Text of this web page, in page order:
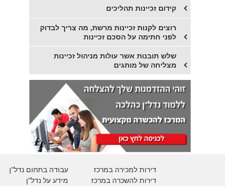
קידום זכיינות תהליכים
רוצים לקנות זכיינות מרשת, מה צריך לבדוק
לפני חתימה על הסכם זכיינות
שלש תובנות אשר עולות מניהול זכיינות
מצליחה של מותגים
דירות למכירה במרכז
דירות להשכרה במרכז
עבודה בתחום נדל"ן
מידע על נדל"ן